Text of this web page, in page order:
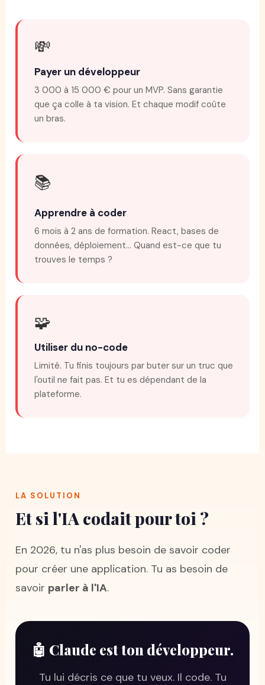
💸
Payer un développeur
3 000 à 15 000 € pour un MVP. Sans garantie
que ça colle à ta vision. Et chaque modif coûte
un bras.
📚
Apprendre à coder
6 mois à 2 ans de formation. React, bases de
données, déploiement... Quand est-ce que tu
trouves le temps ?
🧩
Utiliser du no-code
Limité. Tu finis toujours par buter sur un truc que
l'outil ne fait pas. Et tu es dépendant de la
plateforme.
LA SOLUTION
Et si l'IA codait pour toi ?
En 2026, tu n'as plus besoin de savoir coder
pour créer une application. Tu as besoin de
savoir parler à l'IA.
🤖 Claude est ton développeur.
Tu lui décris ce que tu veux. Il code. Tu